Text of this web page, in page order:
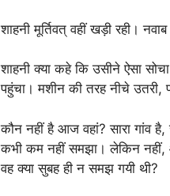
शाहनी मूर्तिवत् वहीं खड़ी रही।
शाहनी क्या कहे कि उसीने ऐसा
पहुंचा। मशीन की तरह नीचे उतरी,
कौन नहीं है आज वहां? सारा गांव
कभी कम नहीं समझा। लेकिन
वह क्या सुबह ही न समझ गयी थी?